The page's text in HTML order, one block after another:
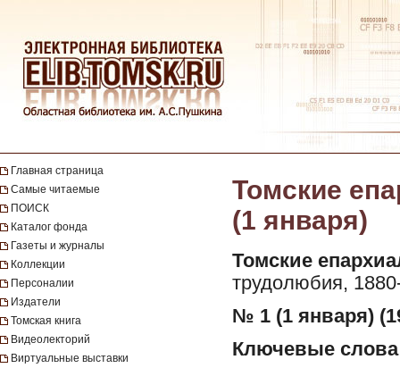
Главная страница
Самые читаемые
ПОИСК
Каталог фонда
Газеты и журналы
Коллекции
Персоналии
Издатели
Томская книга
Видеолекторий
Виртуальные выставки
Томские
(1 января)
Томские
трудолюбия,
№ 1 (1 января)
Ключевые слова